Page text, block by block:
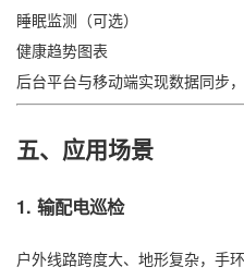
睡眠监测（可选）
健康趋势图表
后台平台与移动端实现数据同步
五、应用场景
1. 输配电巡检
户外线路跨度大、地形复杂，手